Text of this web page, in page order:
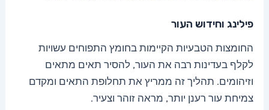
פילינג וחידוש העור
החומצות הטבעיות הקיימות בחומץ התפוחים עשויות
לקלף בעדינות רבה את העור, להסיר תאים מתאים
וזיהומים. תהליך זה ממריץ את תחלופת התאים ומקדם
צמיחת עור רענן יותר, מראה זוהר וצעיר.